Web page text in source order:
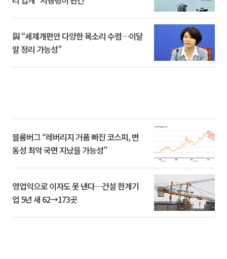
與 “세제개편안 다양한 목소리 수렴…이달
말 정리 가능성”
블룸버그 “레버리지 거품 빠진 코스피, 변
동성 최악 국면 지났을 가능성”
영업익으로 이자도 못 낸다…건설 한계기
업 5년 새 62→173곳